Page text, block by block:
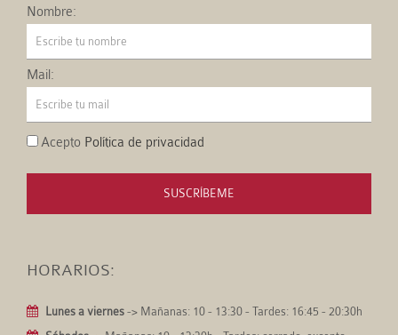
Nombre:
Mail:
Acepto Política de privacidad
SUSCRÍBEME
HORARIOS:
Lunes a viernes -> Mañanas: 10 - 13:30 - Tardes: 16:45 - 20:30h